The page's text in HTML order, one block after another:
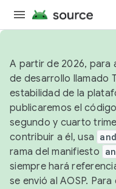
A partir de 2026, para
de desarrollo llamado
estabilidad de la
publicaremos el
segundo y cuarto
contribuir a él, usa
rama del manifiesto
siempre hará
se envió al AOSP.